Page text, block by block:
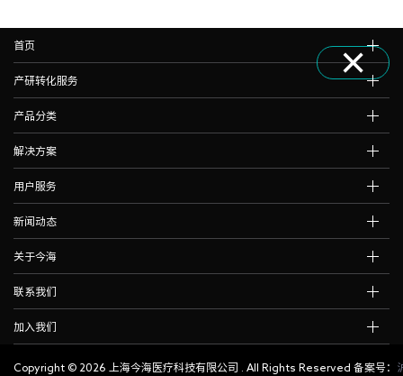
×
首页
产研转化服务
产品分类
解决方案
用户服务
新闻动态
关于今海
联系我们
加入我们
Copyright © 2026 上海今海医疗科技有限公司 . All Rights Reserved 备案号：